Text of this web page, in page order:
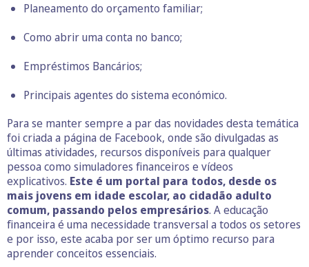
Planeamento do orçamento familiar;
Como abrir uma conta no banco;
Empréstimos Bancários;
Principais agentes do sistema económico.
Para se manter sempre a par das novidades desta temática
foi criada a página de Facebook, onde são divulgadas as
últimas atividades, recursos disponíveis para qualquer
pessoa como simuladores financeiros e vídeos
explicativos. Este é um portal para todos, desde os
mais jovens em idade escolar, ao cidadão adulto
comum, passando pelos empresários. A educação
financeira é uma necessidade transversal a todos os setores
e por isso, este acaba por ser um óptimo recurso para
aprender conceitos essenciais.